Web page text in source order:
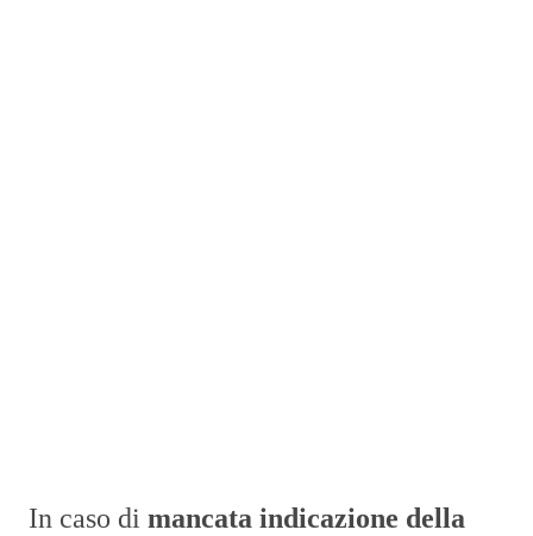
In caso di mancata indicazione della